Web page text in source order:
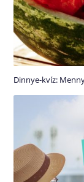
Dinnye-kvíz: